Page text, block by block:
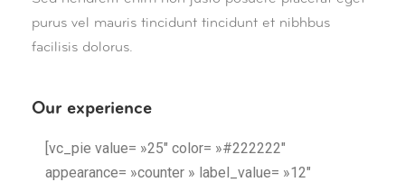
purus vel mauris tincidunt tincidunt et nibhbus
facilisis dolorus.
Our experience
[vc_pie value= »25″ color= »#222222″
appearance= »counter » label_value= »12″